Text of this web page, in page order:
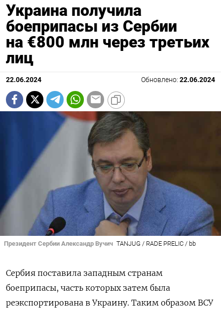
Украина получила
боеприпасы из Сербии
на €800 млн через третьих
лиц
22.06.2024 Обновлено: 22.06.2024
Президент Сербии Александр Вучич TANJUG / RADE PRELIC / bb
Сербия поставила западным странам
боеприпасы, часть которых затем была
реэкспортирована в Украину. Таким образом ВСУ